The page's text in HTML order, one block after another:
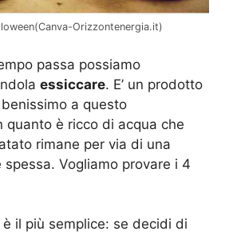
Orizzontenergia.it)
passa possiamo
essiccare. E’ un prodotto
a questo
quanto è ricco di acqua che
rimane per via di una
Vogliamo provare i 4
il più semplice: se decidi di